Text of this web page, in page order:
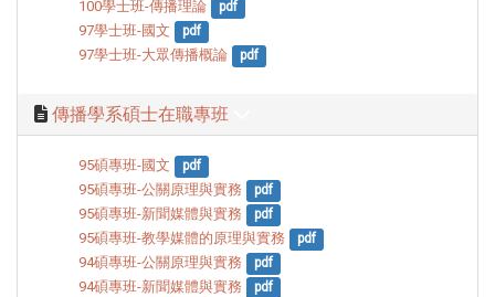
100學士班-傳播理論 pdf
97學士班-國文 pdf
97學士班-大眾傳播概論 pdf
傳播學系碩士在職專班
95碩專班-國文 pdf
95碩專班-公關原理與實務 pdf
95碩專班-新聞媒體與實務 pdf
95碩專班-教學媒體的原理與實務 pdf
94碩專班-公關原理與實務 pdf
94碩專班-新聞媒體與實務 pdf